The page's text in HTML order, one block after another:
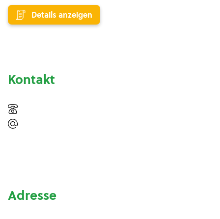
Details anzeigen
Kontakt
Adresse